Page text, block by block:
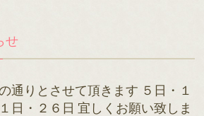
せ
通りとさせて頂きます ５日・１
日・２６日 宜しくお願い致しま